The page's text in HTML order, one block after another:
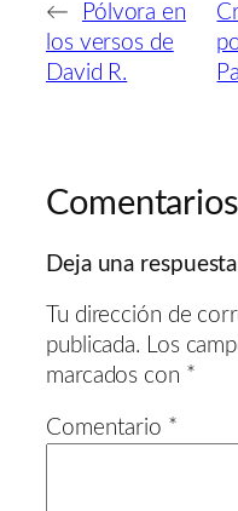
←
Pólvora en
los versos de
David R.
Comentarios
Deja una respuesta
Tu dirección de
publicada.
Los
marcados con *
Comentario *